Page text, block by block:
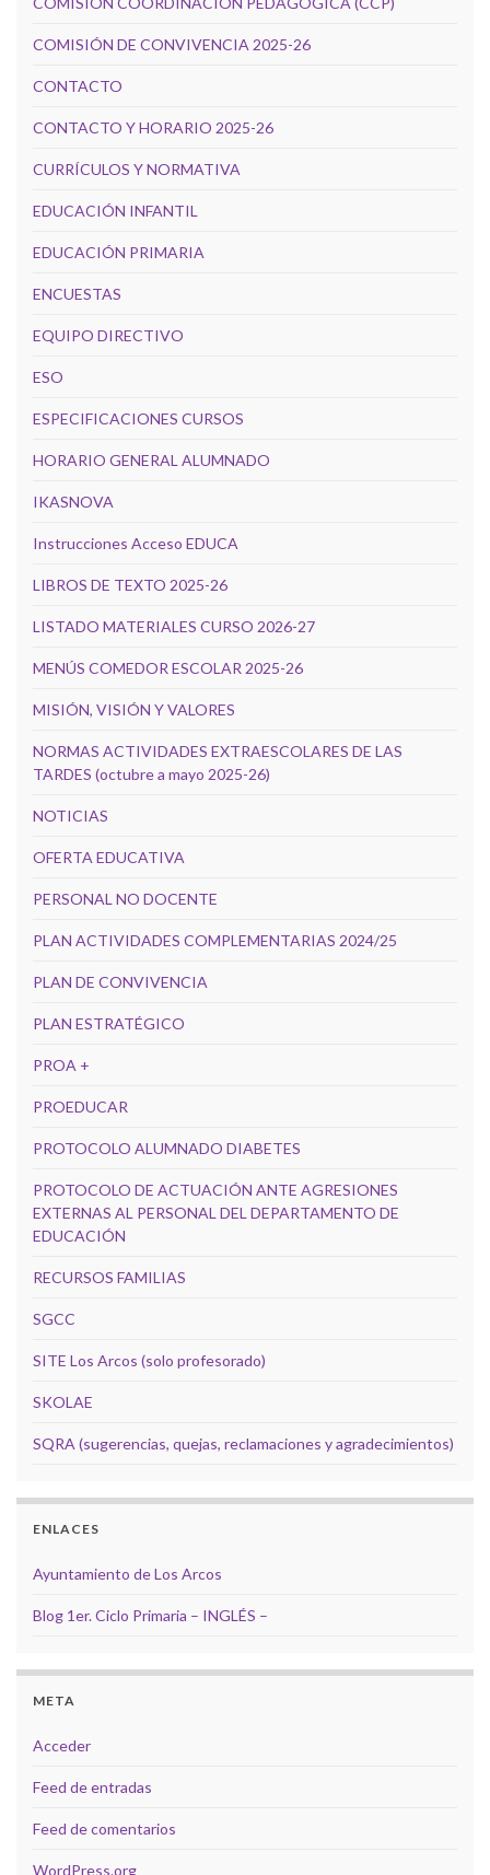
COMISIÓN DE CONVIVENCIA 2025-26
CONTACTO
CONTACTO Y HORARIO 2025-26
CURRÍCULOS Y NORMATIVA
EDUCACIÓN INFANTIL
EDUCACIÓN PRIMARIA
ENCUESTAS
EQUIPO DIRECTIVO
ESO
ESPECIFICACIONES CURSOS
HORARIO GENERAL ALUMNADO
IKASNOVA
Instrucciones Acceso EDUCA
LIBROS DE TEXTO 2025-26
LISTADO MATERIALES CURSO 2026-27
MENÚS COMEDOR ESCOLAR 2025-26
MISIÓN, VISIÓN Y VALORES
NORMAS ACTIVIDADES EXTRAESCOLARES DE LAS
TARDES (octubre a mayo 2025-26)
NOTICIAS
OFERTA EDUCATIVA
PERSONAL NO DOCENTE
PLAN ACTIVIDADES COMPLEMENTARIAS 2024/25
PLAN DE CONVIVENCIA
PLAN ESTRATÉGICO
PROA +
PROEDUCAR
PROTOCOLO ALUMNADO DIABETES
PROTOCOLO DE ACTUACIÓN ANTE AGRESIONES
EXTERNAS AL PERSONAL DEL DEPARTAMENTO DE
EDUCACIÓN
RECURSOS FAMILIAS
SGCC
SITE Los Arcos (solo profesorado)
SKOLAE
SQRA (sugerencias, quejas, reclamaciones y agradecimientos)
ENLACES
Ayuntamiento de Los Arcos
Blog 1er. Ciclo Primaria – INGLÉS –
META
Acceder
Feed de entradas
Feed de comentarios
WordPress.org